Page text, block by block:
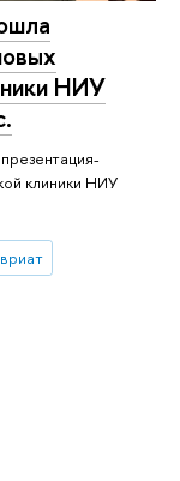
НИУ
клиники НИУ